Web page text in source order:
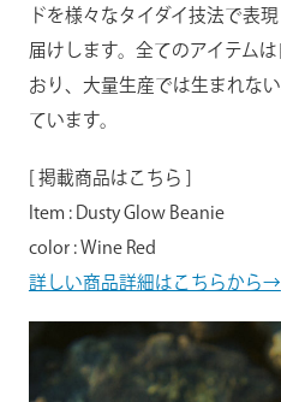
ドを様々なタイダイ技法で表
届けします。全てのアイテム
おり、大量生産では生まれな
ています。
[ 掲載商品はこちら ]
Item : Dusty Glow Beanie
color : Wine Red
詳しい商品詳細はこちらから→